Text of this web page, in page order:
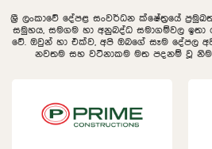
ශ්‍රී ලංකාවේ දේපළ සංවර්ධන ක්ෂේත්‍රයේ
සමුහය, සමගම හා අනුබද්ධ සමාගම්වල
වේ. ඔවුන් හා එක්ව, අපි ඔබගේ සෑම දේපල
නවතම සහ වටිනාකම මත පදනම් වූ